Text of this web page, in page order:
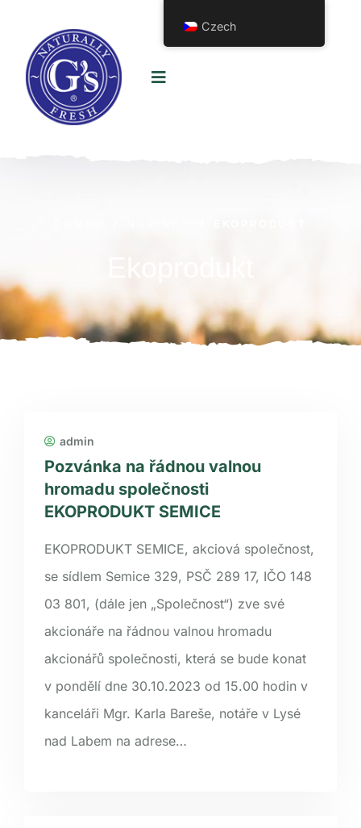
Ekoprodukt
admin
Pozvánka na řádnou valnou
hromadu společnosti
EKOPRODUKT SEMICE
EKOPRODUKT SEMICE, akciová společnost,
se sídlem Semice 329, PSČ 289 17, IČO 148
03 801, (dále jen „Společnost“) zve své
akcionáře na řádnou valnou hromadu
akcionářů společnosti, která se bude konat
v pondělí dne 30.10.2023 od 15.00 hodin v
kanceláři Mgr. Karla Bareše, notáře v Lysé
nad Labem na adrese…
Czech